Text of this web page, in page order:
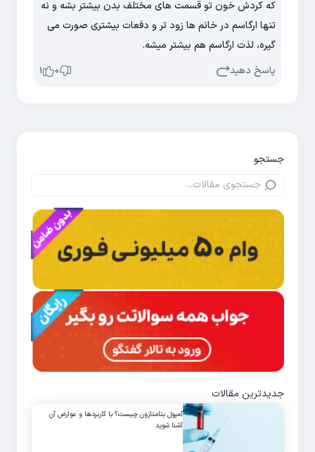
که کردش خون تو قسمت های مختلف بدن بیشتر بشه و نه
تنها ارگاسم در خانم ها زود تر و دفعات بیشتری صورت می
گیره، لذت ارگاسم هم بیشتر میشه.
پاسخ دهید
0
1
جستجو
جدیدترین مقالات
آمپول بتامتازون چیست؟ با کاربردها و عوارض آن
آشنا شوید